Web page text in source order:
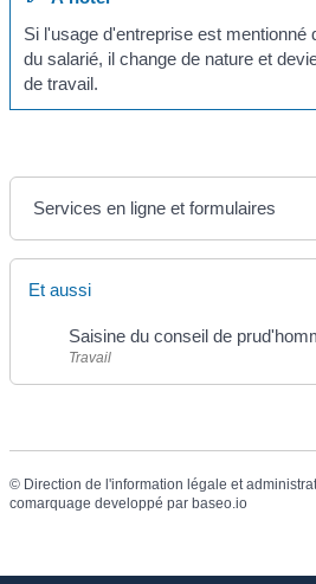
Si l'usage d'entreprise est mentionné
du salarié, il change de nature et
de travail.
Services en ligne et formulaires
Et aussi
Saisine du conseil de
Travail
© Direction de l'information légale et
comarquage developpé par baseo.io